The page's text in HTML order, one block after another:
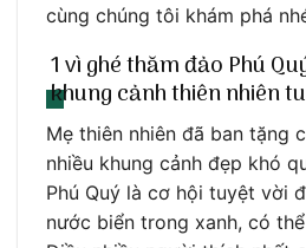
cùng chúng tôi khám phá
1 vì ghé thăm đảo Phú
khung cảnh thiên nhiên
Mẹ thiên nhiên đã ban tặng
nhiều khung cảnh đẹp khó
Phú Quý là cơ hội tuyệt vời
nước biển trong xanh, có